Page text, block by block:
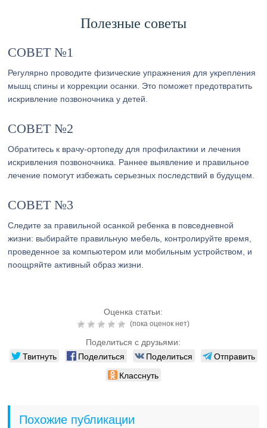
Полезные советы
СОВЕТ №1
Регулярно проводите физические упражнения для укрепления
мышц спины и коррекции осанки. Это поможет предотвратить
искривление позвоночника у детей.
СОВЕТ №2
Обратитесь к врачу-ортопеду для профилактики и лечения
искривления позвоночника. Раннее выявление и правильное
лечение помогут избежать серьезных последствий в будущем.
СОВЕТ №3
Следите за правильной осанкой ребенка в повседневной
жизни: выбирайте правильную мебель, контролируйте время,
проведенное за компьютером или мобильным устройством, и
поощряйте активный образ жизни.
Оценка статьи:
(пока оценок нет)
Поделиться с друзьями:
Твитнуть Поделиться Поделиться
Отправить
Класснуть
Похожие публикации